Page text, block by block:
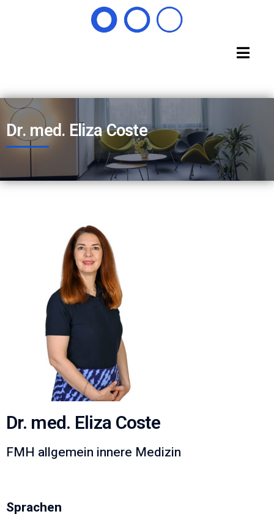
Dr. med. Eliza Coste
Dr. med. Eliza Coste
FMH allgemein innere Medizin
Sprachen